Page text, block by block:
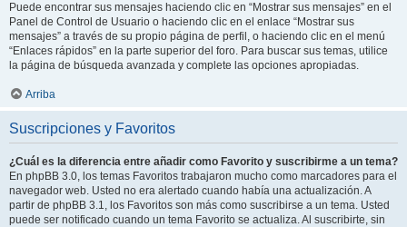
Puede encontrar sus mensajes haciendo clic en “Mostrar sus mensajes” en el
Panel de Control de Usuario o haciendo clic en el enlace “Mostrar sus
mensajes” a través de su propio página de perfil, o haciendo clic en el menú
“Enlaces rápidos” en la parte superior del foro. Para buscar sus temas, utilice
la página de búsqueda avanzada y complete las opciones apropiadas.
Arriba
Suscripciones y Favoritos
¿Cuál es la diferencia entre añadir como Favorito y suscribirme a un tema?
En phpBB 3.0, los temas Favoritos trabajaron mucho como marcadores para el
navegador web. Usted no era alertado cuando había una actualización. A
partir de phpBB 3.1, los Favoritos son más como suscribirse a un tema. Usted
puede ser notificado cuando un tema Favorito se actualiza. Al suscribirte, sin